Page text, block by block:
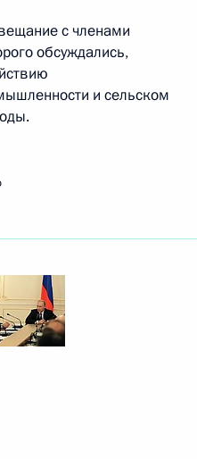
с членами
обсуждались,
и сельском